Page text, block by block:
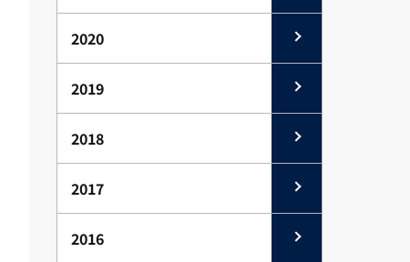
2020
2019
2018
2017
2016